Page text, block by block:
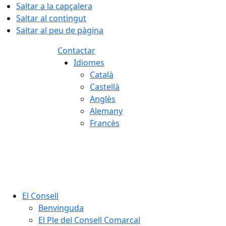
Saltar a la capçalera
Saltar al contingut
Saltar al peu de pàgina
Contactar
Idiomes
Català
Castellà
Anglès
Alemany
Francès
El Consell
Benvinguda
El Ple del Consell Comarcal